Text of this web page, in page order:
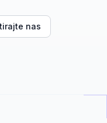
nas